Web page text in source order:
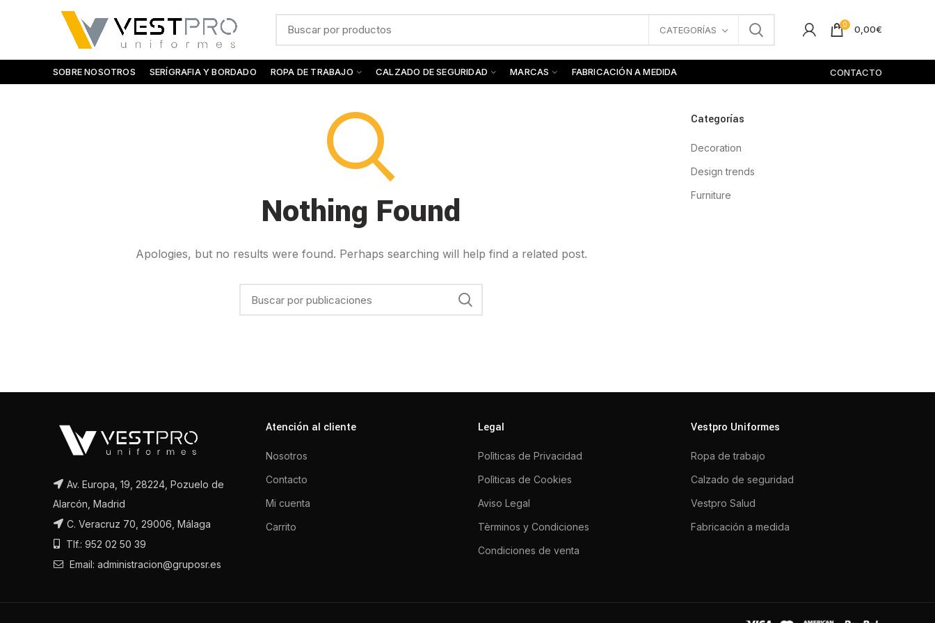
CATEGORÍAS 0 0,00€
SOBRE NOSOTROS SERÍGRAFIA Y BORDADO ROPA DE TRABAJO CALZADO DE SEGURIDAD MARCAS FABRICACIÓN A MEDIDA CONTACTO
Nothing Found
Apologies, but no results were found. Perhaps searching will help find a related post.
Categorías
Decoration
Design trends
Furniture
Av. Europa, 19, 28224, Pozuelo de
Alarcón, Madrid
C. Veracruz 70, 29006, Málaga
Tlf.: 952 02 50 39
Email: administracion@gruposr.es
Atención al cliente
Nosotros
Contacto
Mi cuenta
Carrito
Legal
Polìticas de Privacidad
Polìticas de Cookies
Aviso Legal
Tèrminos y Condiciones
Condiciones de venta
Vestpro Uniformes
Ropa de trabajo
Calzado de seguridad
Vestpro Salud
Fabricación a medida